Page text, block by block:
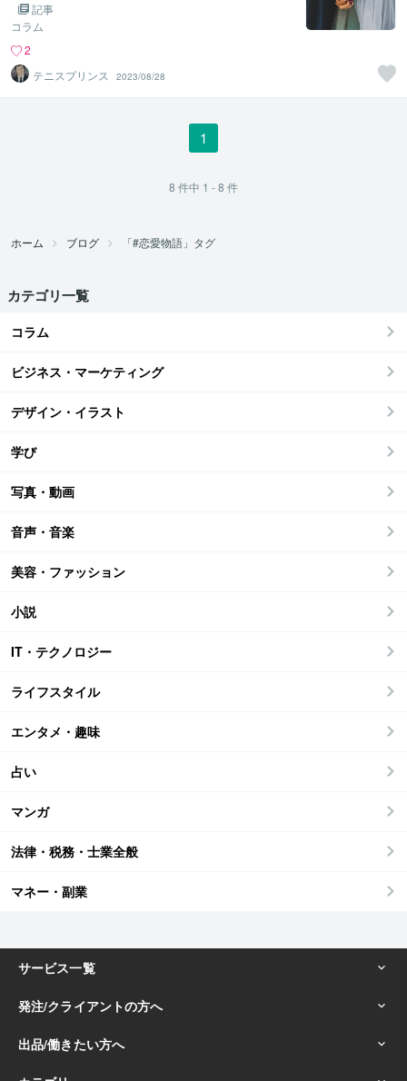
記事
コラム
2
テニスプリンス
2023/08/28
1
8 件中 1 - 8 件
ホーム ブログ 「#恋愛物語」タグ
カテゴリ一覧
コラム
ビジネス・マーケティング
デザイン・イラスト
学び
写真・動画
音声・音楽
美容・ファッション
小説
IT・テクノロジー
ライフスタイル
エンタメ・趣味
占い
マンガ
法律・税務・士業全般
マネー・副業